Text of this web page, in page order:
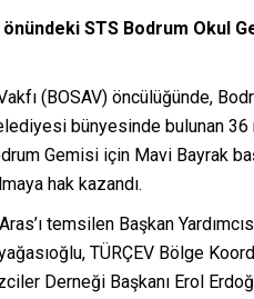
STS Bodrum Okul
(BOSAV) öncülüğünde,
bünyesinde bulunan
Gemisi için Mavi Bayrak
hak kazandı.
temsilen Başkan
TÜRÇEV Bölge
Derneği Başkanı Erol